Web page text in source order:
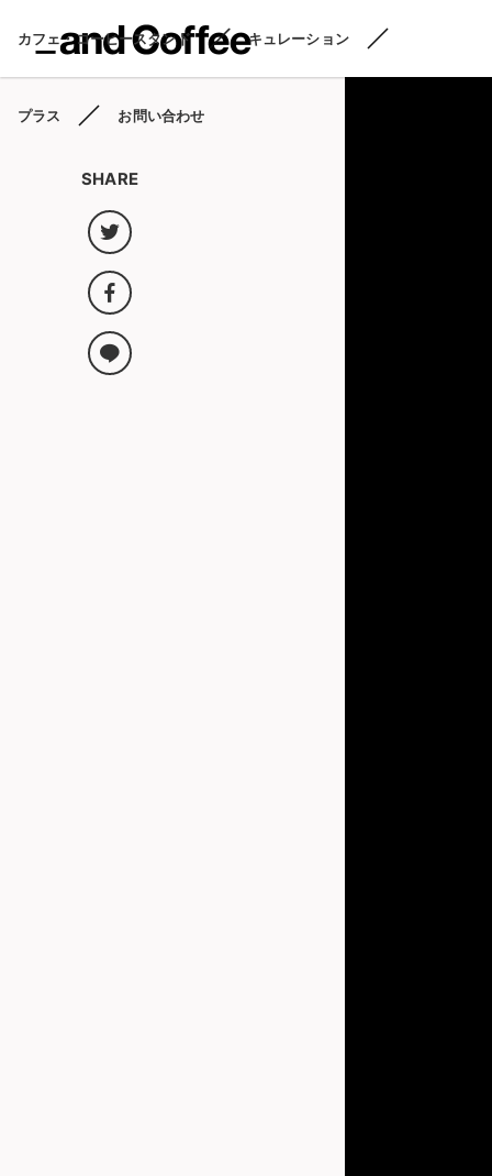
カフェ・コーヒースタンド キュレーション
プラス お問い合わせ
SHARE